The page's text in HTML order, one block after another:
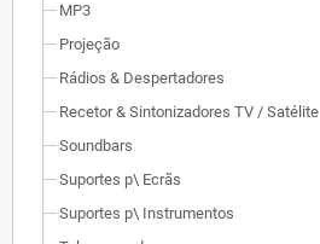
MP3
Projeção
Rádios & Despertadores
Recetor & Sintonizadores TV / Satélite
Soundbars
Suportes p\ Ecrãs
Suportes p\ Instrumentos